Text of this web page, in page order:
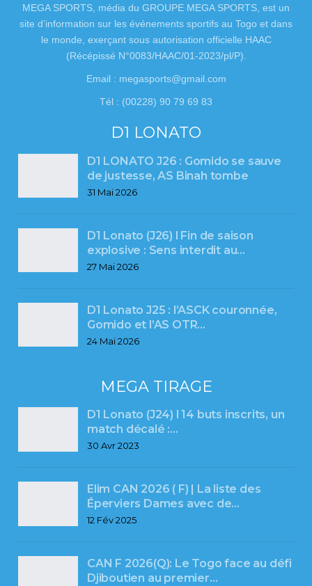
MEGA SPORTS, média du GROUPE MEGA SPORTS, est un
site d’information sur les événements sportifs au Togo et dans
le monde, exerçant sous autorisation officielle HAAC
(Récépissé N°0083/HAAC/01-2023/pl/P).
Email : megasports@gmail.com
Tél : (00228) 90 79 69 83
D1 LONATO
D1 LONATO J26 : Gomido se sauve
de justesse, AS Binah tombe
31 Mai 2026
D1 Lonato (J26) l Fin de saison
explosive : Sens interdit au…
27 Mai 2026
D1 Lonato J25 : l’ASCK couronnée,
Gomido et l’AS OTR…
24 Mai 2026
MEGA TIRAGE
D1 Lonato (J24) l 14 buts inscrits, un
match décalé :…
30 Avr 2023
Elim CAN 2026 ( F) | La liste des
Éperviers Dames avec de…
12 Fév 2025
CAN F 2026(Q): Le Togo face au défi
Djiboutien au premier…